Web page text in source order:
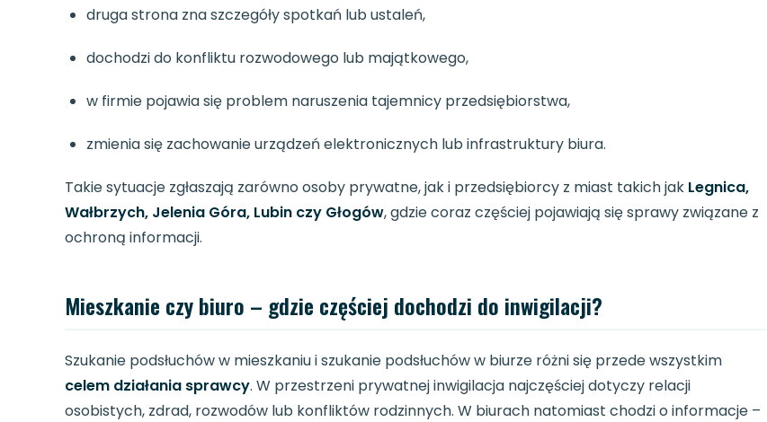
druga strona zna szczegóły spotkań lub ustaleń,
dochodzi do konfliktu rozwodowego lub majątkowego,
w firmie pojawia się problem naruszenia tajemnicy przedsiębiorstwa,
zmienia się zachowanie urządzeń elektronicznych lub infrastruktury biura.
Takie sytuacje zgłaszają zarówno osoby prywatne, jak i przedsiębiorcy z miast takich jak Legnica,
Wałbrzych, Jelenia Góra, Lubin czy Głogów, gdzie coraz częściej pojawiają się sprawy związane z
ochroną informacji.
Mieszkanie czy biuro – gdzie częściej dochodzi do inwigilacji?
Szukanie podsłuchów w mieszkaniu i szukanie podsłuchów w biurze różni się przede wszystkim
celem działania sprawcy. W przestrzeni prywatnej inwigilacja najczęściej dotyczy relacji
osobistych, zdrad, rozwodów lub konfliktów rodzinnych. W biurach natomiast chodzi o informacje –